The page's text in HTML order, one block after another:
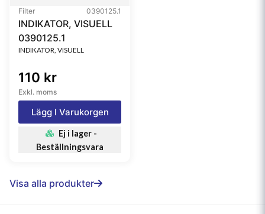
Filter 0390125.1
INDIKATOR, VISUELL
0390125.1
INDIKATOR, VISUELL
110 kr
Exkl. moms
Lägg I Varukorgen
Ej i lager -
Beställningsvara
Visa alla produkter